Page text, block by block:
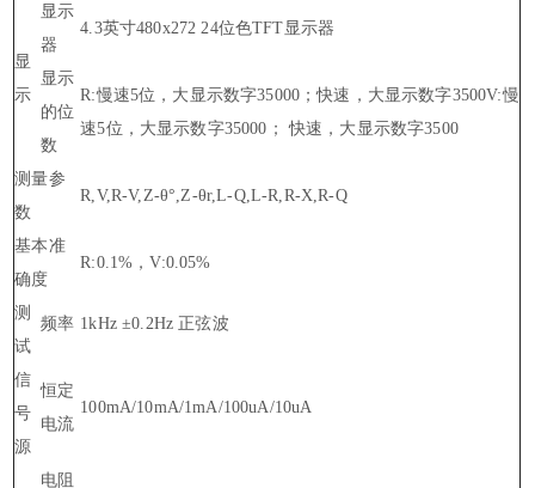
显
示
显示
器
4.3英寸480x272 24位色TFT显示器
显示
的位
数
R:慢速5位，大显示数字35000；快速，大显示数字3500V:慢
速5位，大显示数字35000； 快速，大显示数字3500
测量参
数
R,V,R-V,Z-θ°,Z-θr,L-Q,L-R,R-X,R-Q
基本准
确度
R:0.1%，V:0.05%
测
试
信
号
源
频率 1kHz ±0.2Hz 正弦波
恒定
电流
100mA/10mA/1mA/100uA/10uA
电阻